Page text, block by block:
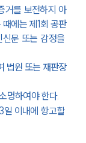
거를 보전하지 아
에는 제1회 공판
문 또는 감정을
법원 또는 재판장
명하여야 한다.
이내에 항고할